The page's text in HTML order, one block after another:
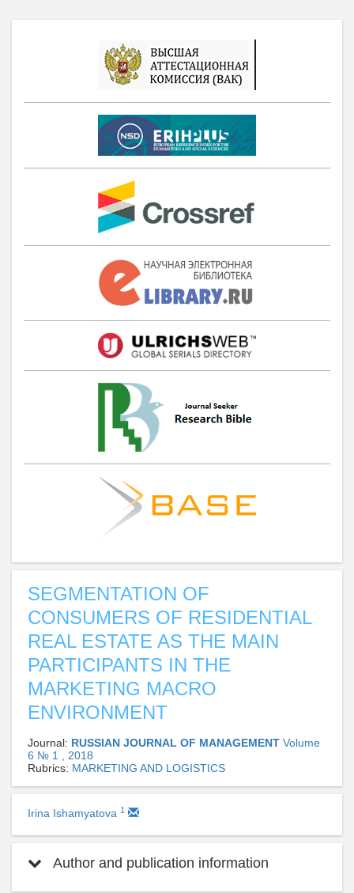
SEGMENTATION OF
CONSUMERS OF RESIDENTIAL
REAL ESTATE AS THE MAIN
PARTICIPANTS IN THE
MARKETING MACRO
ENVIRONMENT
Journal: RUSSIAN JOURNAL OF MANAGEMENT Volume
6 № 1 , 2018
Rubrics: MARKETING AND LOGISTICS
Irina Ishamyatova 1
Author and publication information